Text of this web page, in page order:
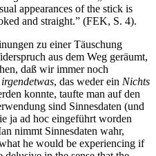
appearances of the stick is
and straight.” (FEK, S. 4).
zu einer Täuschung
aus dem Weg geräumt,
daß wir immer noch
irgendetwas, das weder ein Nichts
konnte, taufte man auf den
sind Sinnesdaten (und
ja ad hoc eingeführt worden
nimmt Sinnesdaten wahr,
he would be experiencing if